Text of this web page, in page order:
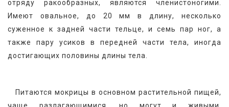
отряду ракообразных, являются членистоногими.
Имеют овальное, до 20 мм в длину, несколько
суженное к задней части тельце, и семь пар ног, а
также пару усиков в передней части тела, иногда
достигающих половины длины тела.
Питаются мокрицы в основном растительной пищей,